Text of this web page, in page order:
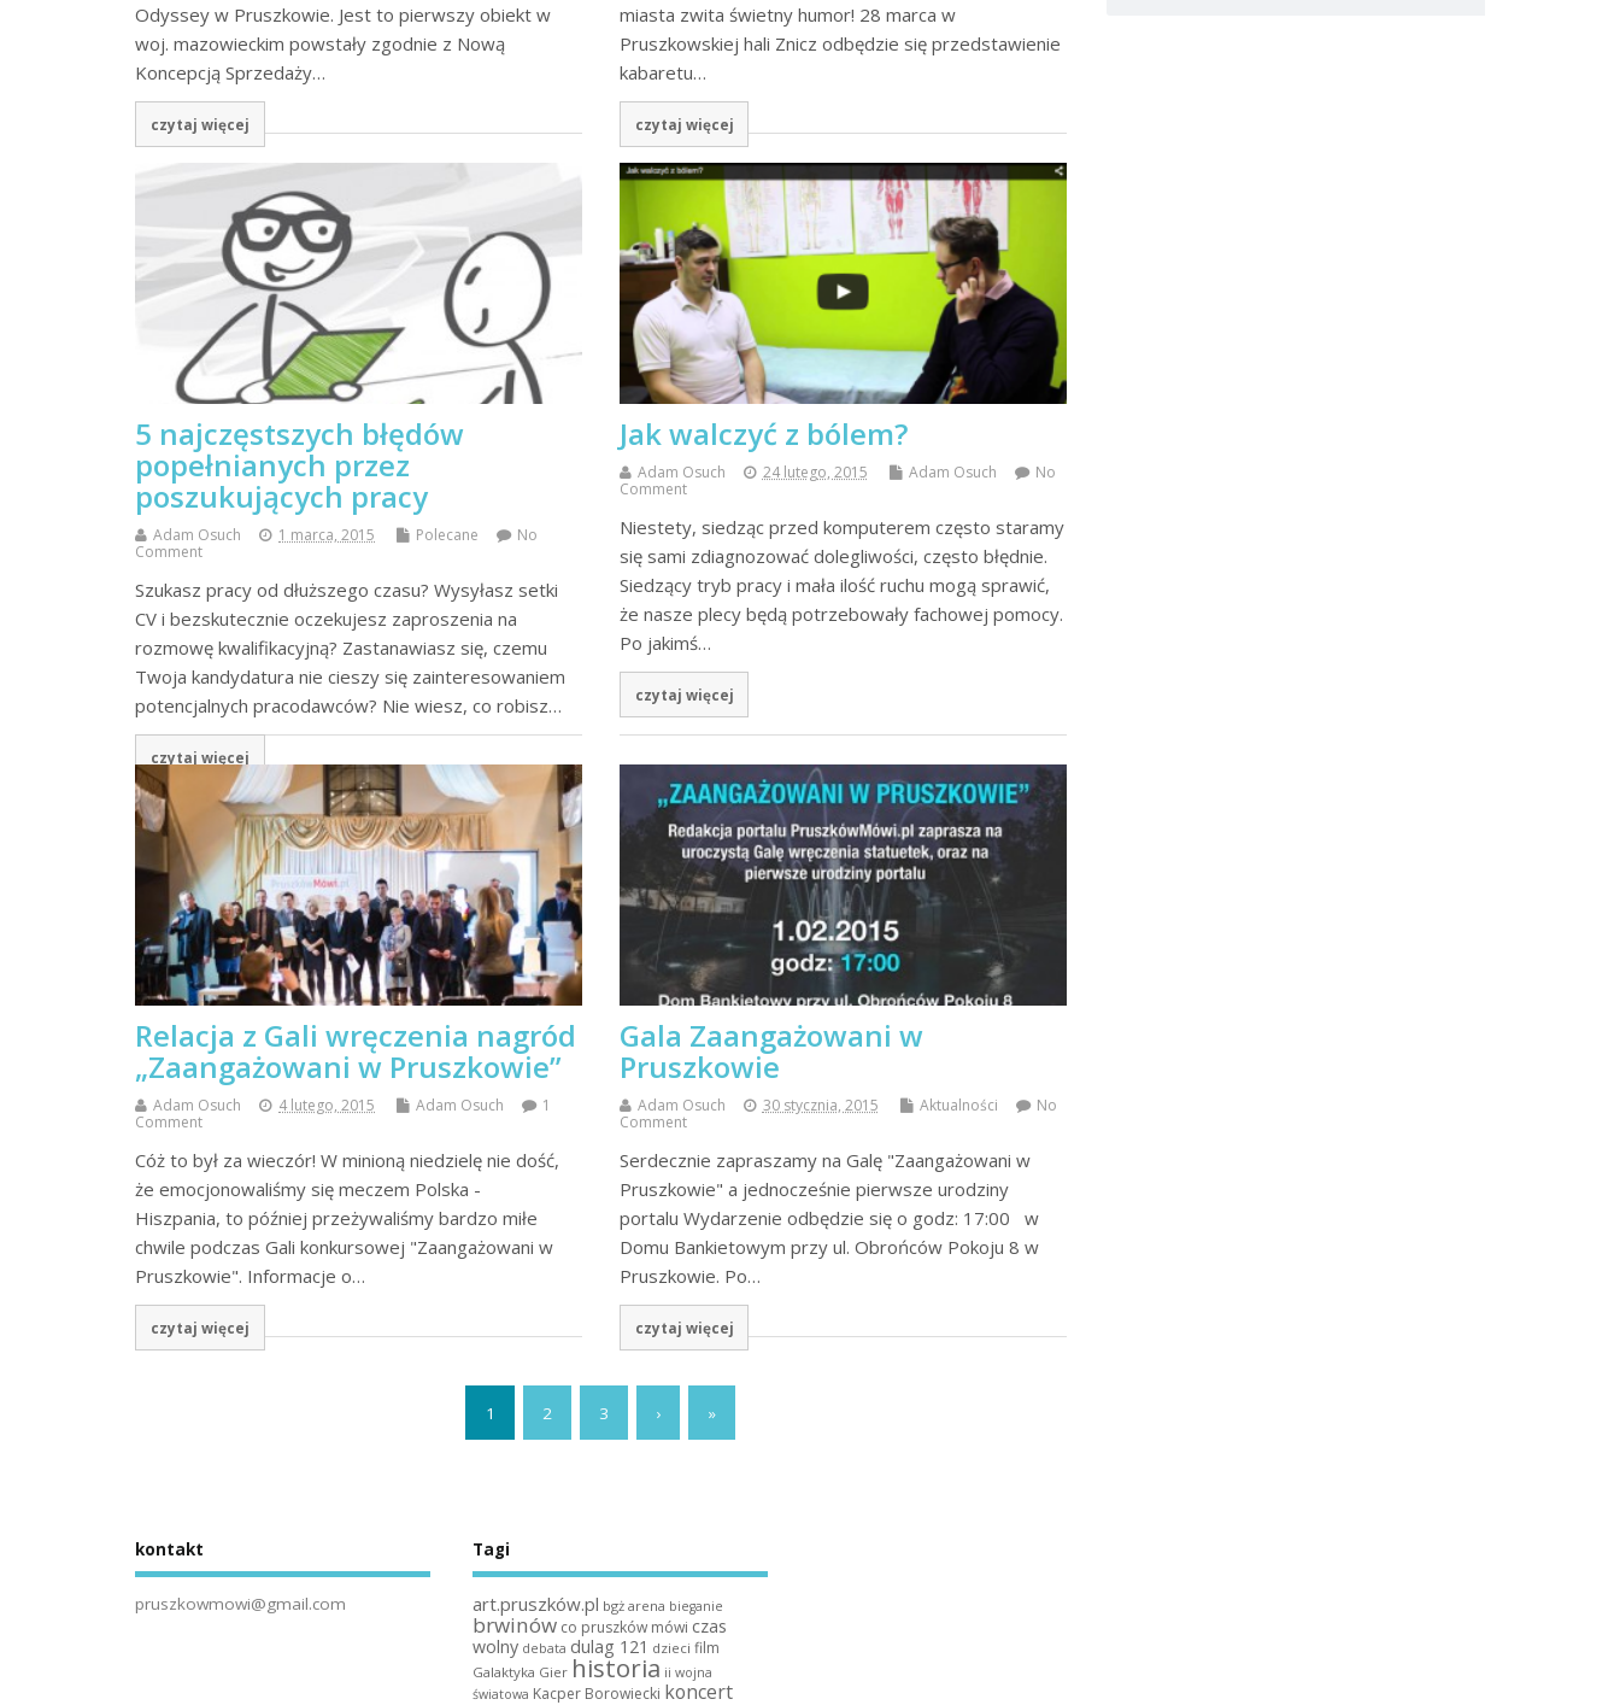
Odyssey w Pruszkowie. Jest to pierwszy obiekt w
woj. mazowieckim powstały zgodnie z Nową
Koncepcją Sprzedaży…
czytaj więcej
miasta zwita świetny humor! 28 marca w
Pruszkowskiej hali Znicz odbędzie się przedstawienie
kabaretu…
czytaj więcej
5 najczęstszych błędów
popełnianych przez
poszukujących pracy
Adam Osuch 1 marca, 2015 Polecane
No
Comment
Szukasz pracy od dłuższego czasu? Wysyłasz setki
CV i bezskutecznie oczekujesz zaproszenia na
rozmowę kwalifikacyjną? Zastanawiasz się, czemu
Twoja kandydatura nie cieszy się zainteresowaniem
potencjalnych pracodawców? Nie wiesz, co robisz…
czytaj więcej
Jak walczyć z bólem?
Adam Osuch 24 lutego, 2015 Adam Osuch
No
Comment
Niestety, siedząc przed komputerem często staramy
się sami zdiagnozować dolegliwości, często błędnie.
Siedzący tryb pracy i mała ilość ruchu mogą sprawić,
że nasze plecy będą potrzebowały fachowej pomocy.
Po jakimś…
czytaj więcej
Relacja z Gali wręczenia nagród
„Zaangażowani w Pruszkowie”
Adam Osuch 4 lutego, 2015 Adam Osuch
1
Comment
Cóż to był za wieczór! W minioną niedzielę nie dość,
że emocjonowaliśmy się meczem Polska -
Hiszpania, to później przeżywaliśmy bardzo miłe
chwile podczas Gali konkursowej "Zaangażowani w
Pruszkowie". Informacje o…
czytaj więcej
Gala Zaangażowani w
Pruszkowie
Adam Osuch 30 stycznia, 2015 Aktualności
No
Comment
Serdecznie zapraszamy na Galę "Zaangażowani w
Pruszkowie" a jednocześnie pierwsze urodziny
portalu Wydarzenie odbędzie się o godz: 17:00 w
Domu Bankietowym przy ul. Obrońców Pokoju 8 w
Pruszkowie. Po…
czytaj więcej
1 2 3 › »
kontakt
pruszkowmowi@gmail.com
Tagi
art.pruszków.pl bgż arena bieganie
brwinów co pruszków mówi czas
wolny debata dulag 121 dzieci film
Galaktyka Gier historia ii wojna
światowa Kacper Borowiecki koncert